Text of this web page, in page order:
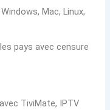
Mac, Linux,
pays avec censure
TiviMate, IPTV